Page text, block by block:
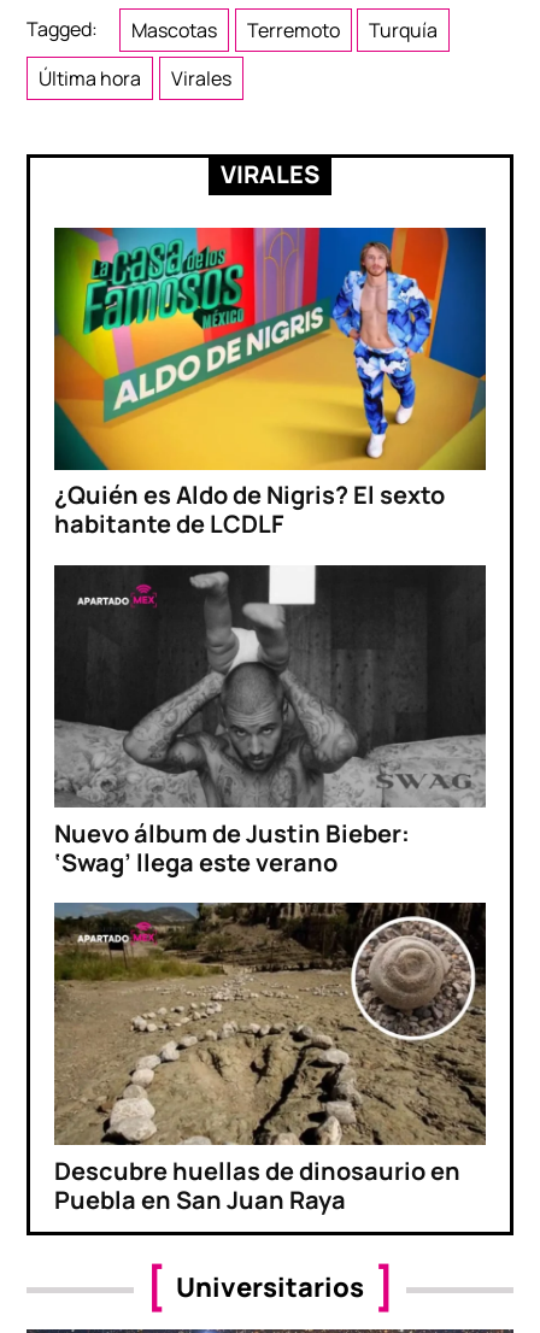
Tagged: Mascotas Terremoto
Turquía
Última hora
Virales
VIRALES
¿Quién es Aldo de Nigris? El sexto
habitante de LCDLF
Nuevo álbum de Justin Bieber:
‘Swag’ llega este verano
Descubre huellas de dinosaurio en
Puebla en San Juan Raya
Universitarios